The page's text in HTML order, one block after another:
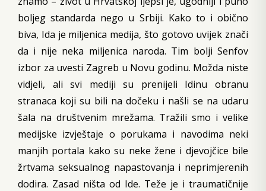
boljeg standarda nego u Srbiji. Kako to i obično
biva, Ida je miljenica medija, što gotovo uvijek znači
da i nije neka miljenica naroda. Tim bolji Senfov
izbor za uvesti Zagreb u Novu godinu. Možda niste
vidjeli, ali svi mediji su prenijeli Idinu obranu
stranaca koji su bili na dočeku i našli se na udaru
šala na društvenim mrežama. Tražili smo i velike
medijske izvještaje o porukama i navodima neki
manjih portala kako su neke žene i djevojčice bile
žrtvama seksualnog napastovanja i neprimjerenih
dodira. Zasad ništa od Ide. Teže je i traumatičnije